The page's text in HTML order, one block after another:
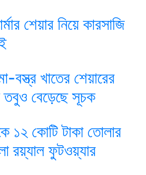
শেয়ার নিয়ে কারসাজি
বস্ত্র খাতের শেয়ারের
তবুও বেড়েছে সূচক
১২ কোটি টাকা তোলার
রয়্যাল ফুটওয়্যার